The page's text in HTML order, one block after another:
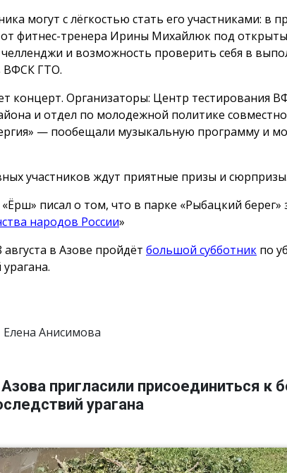
могут с лёгкостью стать его участниками: в
фитнес-тренера Ирины Михайлюк под
и возможность проверить себя в
ВФСК ГТО.
концерт. Организаторы: Центр тестирования
и отдел по молодежной политике
— пообещали музыкальную программу и
участников ждут приятные призы и
писал о том, что в парке «Рыбацкий берег»
народов России»
в Азове пройдёт большой субботник по
Елена Анисимова
пригласили присоединиться к
урагана